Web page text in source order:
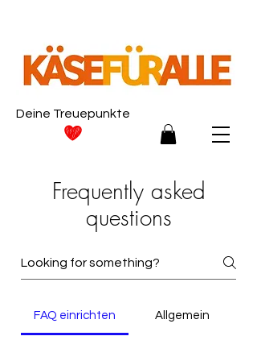
Deine Treuepunkte
Frequently asked
questions
FAQ einrichten Allgemein